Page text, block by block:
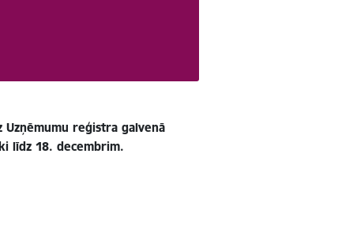
reģistra galvenā
līdz 18. decembrim.